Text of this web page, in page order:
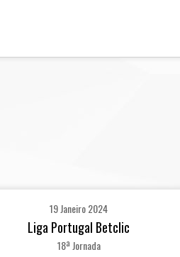
19 Janeiro 2024
Liga Portugal Betclic
18ª Jornada